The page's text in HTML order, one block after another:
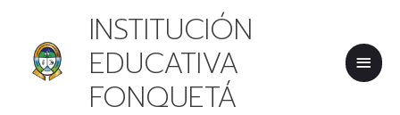
INSTITUCIÓN
EDUCATIVA
FONQUETÁ